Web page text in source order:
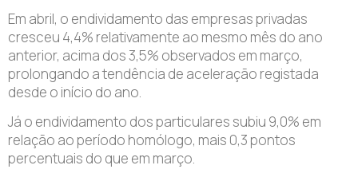
Em abril, o endividamento das empresas privadas
cresceu 4,4% relativamente ao mesmo mês do ano
anterior, acima dos 3,5% observados em março,
prolongando a tendência de aceleração registada
desde o início do ano.
Já o endividamento dos particulares subiu 9,0% em
relação ao período homólogo, mais 0,3 pontos
percentuais do que em março.